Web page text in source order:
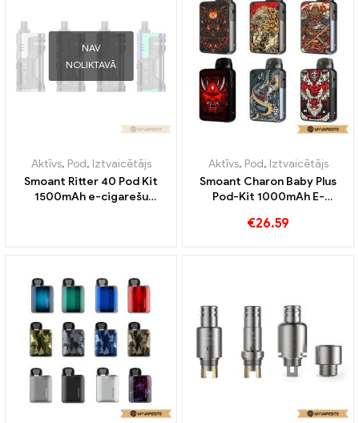
NAV
NOLIKTAVĀ
Aktīvs, Pod, Iztvaicētājs
Smoant Ritter 40 Pod Kit
1500mAh e-cigarešu
Aktīvs, Pod, Iztvaicētājs
Smoant Charon Baby Plus
Pod-Kit 1000mAh E-
Pielāgots
€26.59